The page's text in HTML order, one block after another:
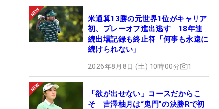
米通算13勝の元世界1位がキャリア
初、プレーオフ進出逃す 18年連
続出場記録も終止符「何事も永遠に
続けられない」
2026年8月8日 (土) 10時00分 1
「欲が出せない」コースだからこ
そ 吉澤柚月は“鬼門”の決勝Rで初